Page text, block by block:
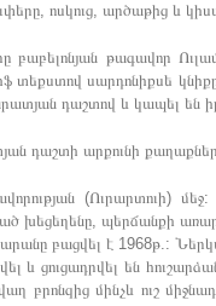
ոսկուց, արծաթից և
բաբելոնյան թագավոր
տեքստով սարդոնիքսե
դաշտով և կապել են
դաշտի արքունի
(Ուրարտուի) մեջ:
խեցեղենը, պերճանքի
բացվել է 1968թ.:
և ցուցադրվել են
բրոնզից մինչև ուշ